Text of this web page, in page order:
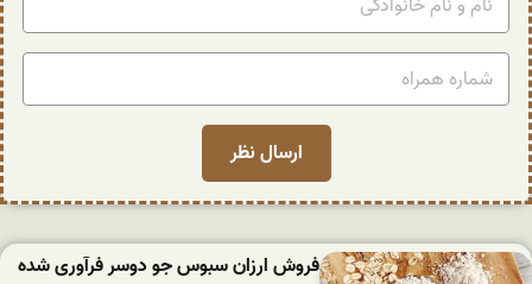
فروش ارزان سبوس جو دوسر فرآوری شده